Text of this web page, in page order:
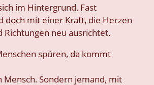
im Hintergrund. Fast
doch mit einer Kraft, die Herzen
Richtungen neu ausrichtet.
spüren, da kommt
Mensch. Sondern jemand, mit